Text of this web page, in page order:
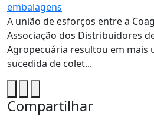
embalagens
A união de esforços entre a
Associação dos Distribuidores
Agropecuária resultou em mais
sucedida de colet...
Compartilhar